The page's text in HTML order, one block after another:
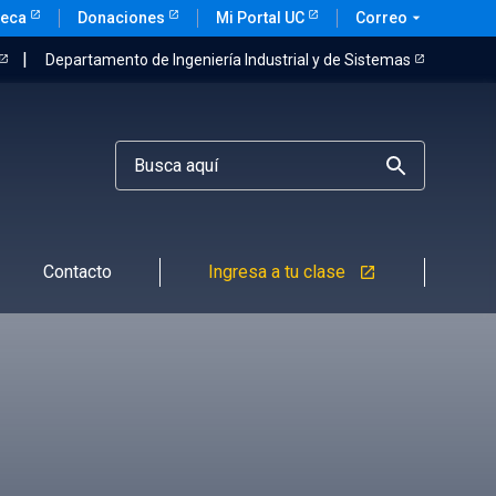
Donaciones Mi Portal UC Correo arrow_drop_down
Departamento de Ingeniería Industrial y de Sistemas
Contacto Ingresa a tu clase launch